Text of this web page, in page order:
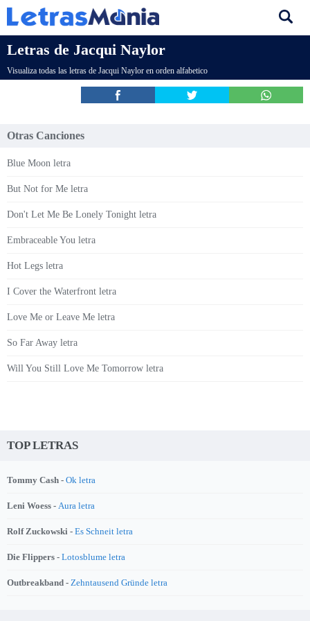
Letras de Jacqui Naylor
Visualiza todas las letras de Jacqui Naylor en orden alfabetico
Otras Canciones
Blue Moon letra
But Not for Me letra
Don't Let Me Be Lonely Tonight letra
Embraceable You letra
Hot Legs letra
I Cover the Waterfront letra
Love Me or Leave Me letra
So Far Away letra
Will You Still Love Me Tomorrow letra
TOP LETRAS
Tommy Cash - Ok letra
Leni Woess - Aura letra
Rolf Zuckowski - Es Schneit letra
Die Flippers - Lotosblume letra
Outbreakband - Zehntausend Gründe letra